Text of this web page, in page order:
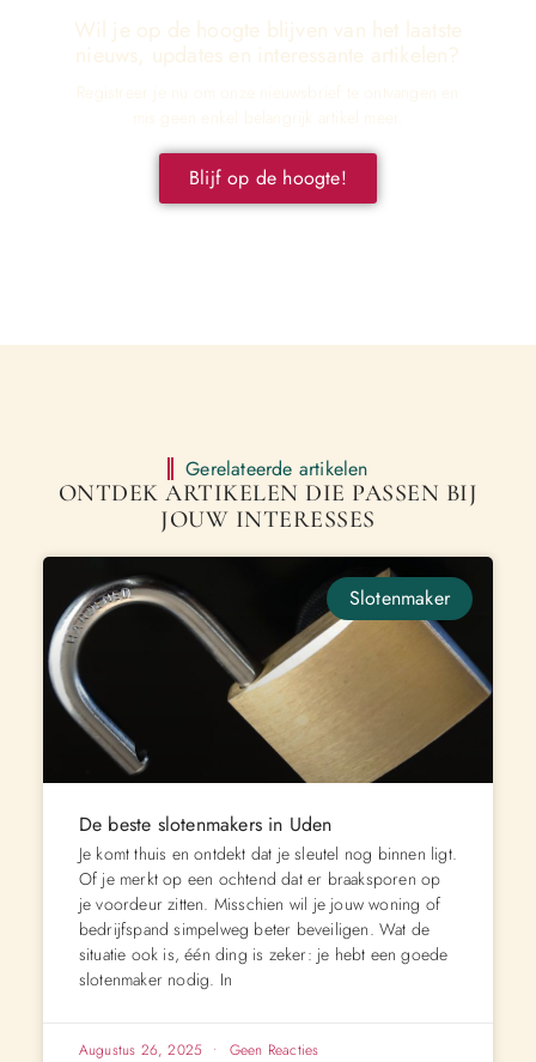
Wil je op de hoogte blijven van het laatste
nieuws, updates en interessante artikelen?
Registreer je nu om onze nieuwsbrief te ontvangen en
mis geen enkel belangrijk artikel meer.
Blijf op de hoogte!
Gerelateerde artikelen
ONTDEK ARTIKELEN DIE PASSEN BIJ
JOUW INTERESSES
Slotenmaker
De beste slotenmakers in Uden
Je komt thuis en ontdekt dat je sleutel nog binnen ligt.
Of je merkt op een ochtend dat er braaksporen op
je voordeur zitten. Misschien wil je jouw woning of
bedrijfspand simpelweg beter beveiligen. Wat de
situatie ook is, één ding is zeker: je hebt een goede
slotenmaker nodig. In
Augustus 26, 2025 Geen Reacties